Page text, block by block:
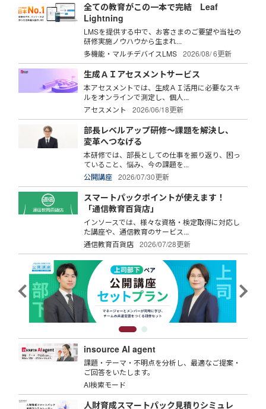
全ての教育がこの一本で完結 Leaf
Lightning
LMSを提供する中で、お客さまのご要望や当社の
研修実施ノウハウから生まれ...
多機能・マルチデバイスLMS
2026/08/ 6更新
生成ＡＩアセスメントサービス
本アセスメントでは、生成ＡＩ活用に必要なスキ
ルをオンラインで測定し、個人...
アセスメント
2026/06/18更新
部長レベルアップ研修～課題を解決し、
変革へつなげる
本研修では、部長としての仕事を振り返り、困っ
ていること、悩み、今の課題を...
公開講座
2026/07/30更新
スマートパックポイントが使えます！
「通信教育百貨店」
インソースでは、様々な資格・検定取得に対応し
た講座や、通信教育のサービス...
通信教育百貨店
2026/07/28更新
insource AI agent
課題・テーマ・不明点を分析し、最適なご提案・
ご回答をいたします。
AI検索モード
人財育成スマートパック見積りシミュレ